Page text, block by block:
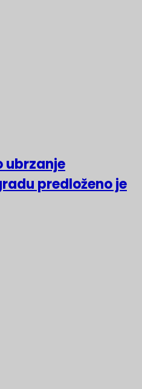
ubrzanje
predloženo je